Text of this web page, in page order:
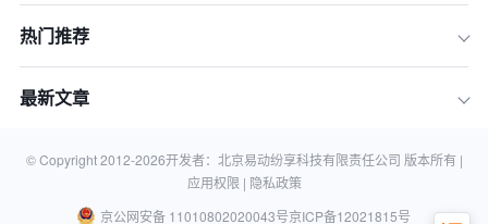
一、收集客户数据
五、提供相关市场报告
热门推荐
最新文章
© Copyright 2012-2026开发者：北京易动纷享科技有限责任公司 版本所有 |
应用权限 | 隐私政策
京公网安备 11010802020043号京ICP备12021815号